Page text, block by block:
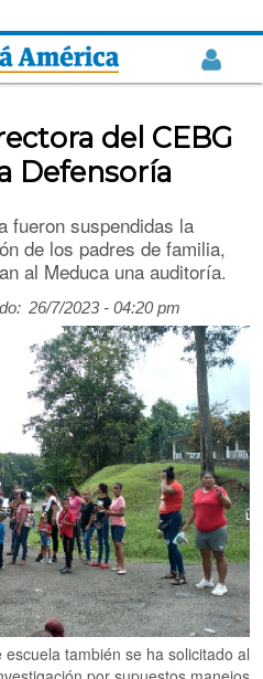
del CEBG
Defensoría
fueron suspendidas la
de los padres de familia,
al Meduca una auditoría.
26/7/2023 - 04:20 pm
también se ha solicitado al